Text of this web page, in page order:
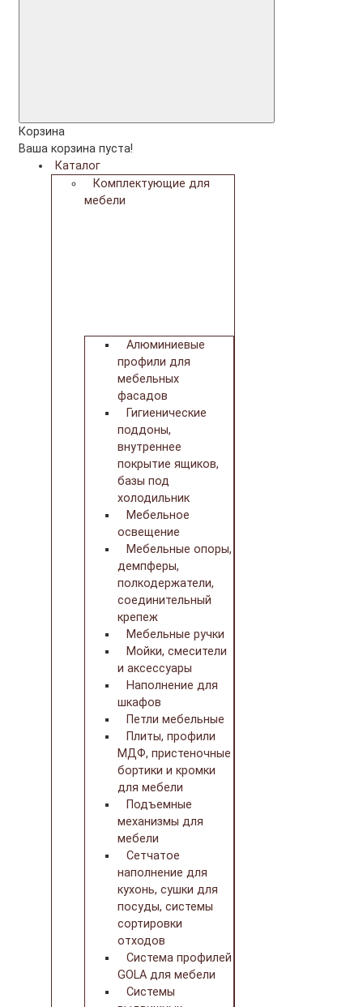
Корзина
Ваша корзина пуста!
Каталог
Комплектующие для
мебели
Алюминиевые
профили для
мебельных
фасадов
Гигиенические
поддоны,
внутреннее
покрытие ящиков,
базы под
холодильник
Мебельное
освещение
Мебельные опоры,
демпферы,
полкодержатели,
соединительный
крепеж
Мебельные ручки
Мойки, смесители
и аксессуары
Наполнение для
шкафов
Петли мебельные
Плиты, профили
МДФ, пристеночные
бортики и кромки
для мебели
Подъемные
механизмы для
мебели
Сетчатое
наполнение для
кухонь, сушки для
посуды, системы
сортировки
отходов
Система профилей
GOLA для мебели
Системы